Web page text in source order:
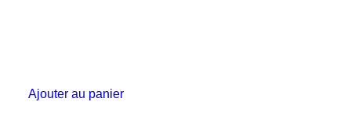
Ajouter au panier